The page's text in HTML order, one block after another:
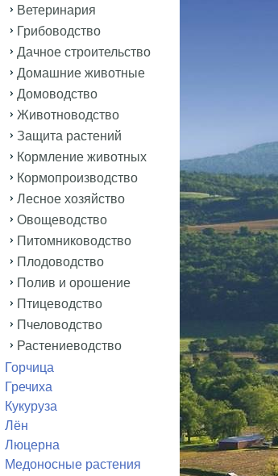
Ветеринария
Грибоводство
Дачное строительство
Домашние животные
Домоводство
Животноводство
Защита растений
Кормление животных
Кормопроизводство
Лесное хозяйство
Овощеводство
Питомниководство
Плодоводство
Полив и орошение
Птицеводство
Пчеловодство
Растениеводство
Горчица
Гречиха
Кукуруза
Лён
Люцерна
Медоносные растения